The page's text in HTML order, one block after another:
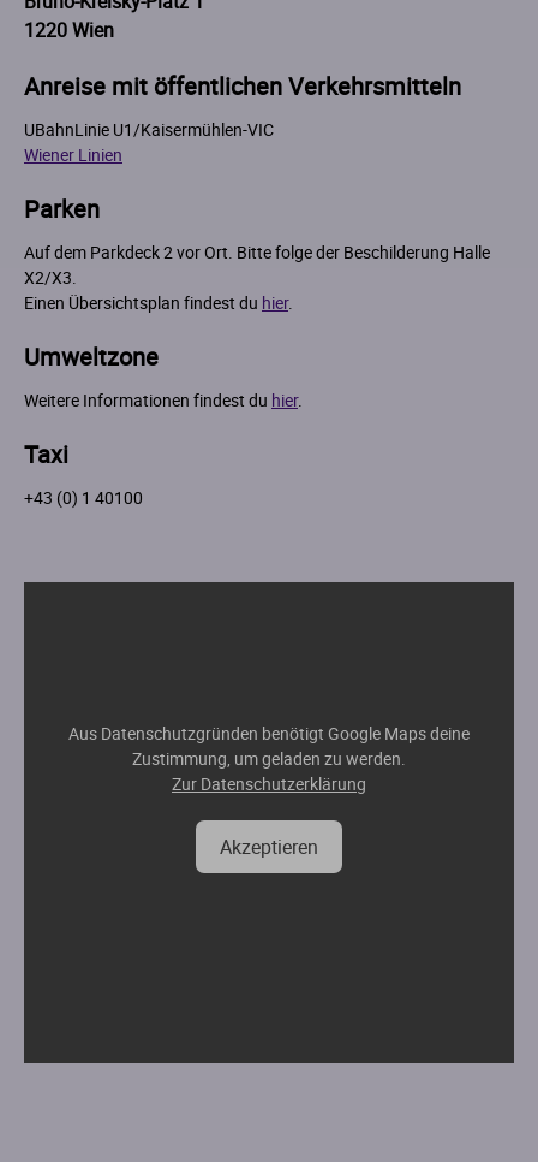
1220 Wien
Anreise mit öffentlichen Verkehrsmitteln
UBahnLinie U1/Kaisermühlen-VIC
Wiener Linien
Parken
Auf dem Parkdeck 2 vor Ort. Bitte folge der Beschilderung Halle
X2/X3.
Einen Übersichtsplan findest du hier.
Umweltzone
Weitere Informationen findest du hier.
Taxi
+43 (0) 1 40100
Aus Datenschutzgründen benötigt Google Maps deine
Zustimmung, um geladen zu werden.
Zur Datenschutzerklärung
Akzeptieren